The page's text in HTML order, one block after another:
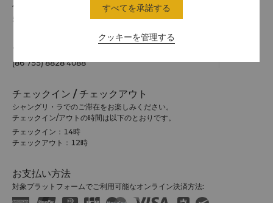
住所
518048 4088 Yi Tian Road, Futian District, 深セン
電話番号
(86 755) 8828 4088
チェックイン / チェックアウト
シャングリ・ラでのご滞在をお楽しみください。
チェックイン/アウトの時間は以下のとおりです。
チェックイン：14時
チェックアウト：12時
お支払い方法
対象プラットフォームでご利用可能なオンライン決済方法:
クッキーを管理する
すべてを承諾する